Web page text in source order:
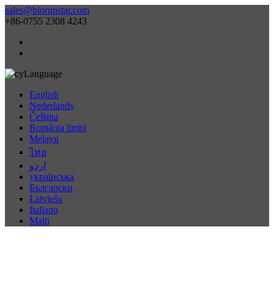
sales@biorunstar.com
+86-0755 2308 4243
Language
English
Nederlands
Čeština
România limbi
Melayu
ไทย
اردو
українська
Български
Latviešu
Italiano
Malti